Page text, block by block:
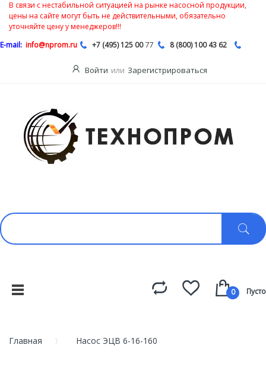
В связи с нестабильной ситуацией на рынке насосной продукции,
цены на сайте могут быть не действительными, обязательно
уточняйте цену у менеджеров!!!
E-mail: info@nprom.ru +7 (495) 125 0077 8 (800) 100 43 62
Войти или Зарегистрироваться
0 Пусто
Главная Насос ЭЦВ 6-16-160